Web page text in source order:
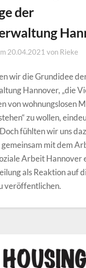
der
20.04.2021 von Rieke
wir die Grundidee
Hannover, „die
von wohnungslosen
zu wollen,
fühlten wir uns
mit dem
Arbeit Hannover
als Reaktion auf
veröffentlichen.